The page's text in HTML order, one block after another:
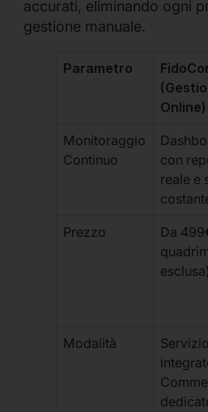
accurati, eliminando ogni
gestione manuale.
Parametro
Online)
Monitoraggio
Continuo
con
reale e
Prezzo
Da
esclusa)
Modalità